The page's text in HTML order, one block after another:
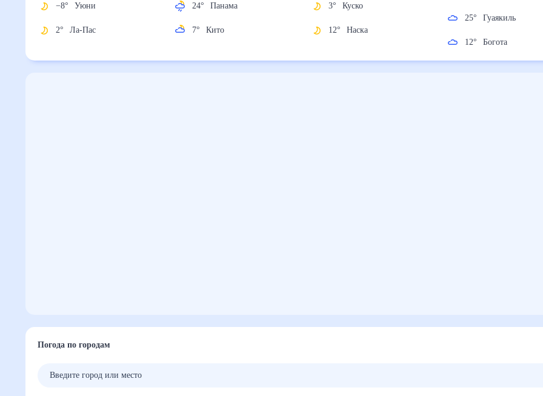
−8° Уюни
2° Ла-Пас
24° Панама
7° Кито
3° Куско
12° Наска
25° Гуаякиль
12° Богота
Погода по городам